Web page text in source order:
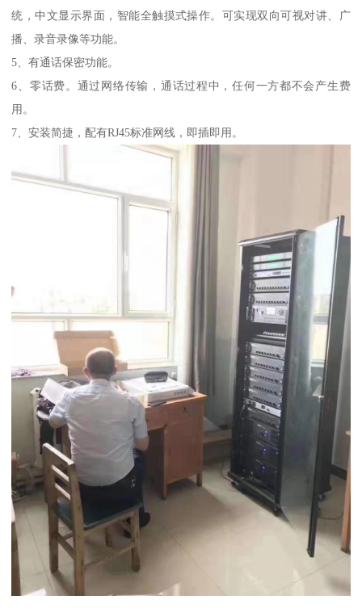
统，中文显示界面，智能全触摸式操作。可实现双向可视对讲、广
播、录音录像等功能。
5、有通话保密功能。
6、零话费。通过网络传输，通话过程中，任何一方都不会产生费
用。
7、安装简捷，配有RJ45标准网线，即插即用。